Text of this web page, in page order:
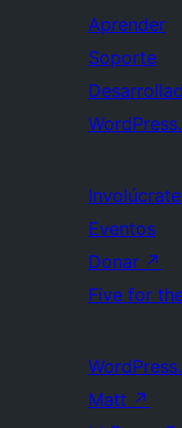
Aprender
Soporte
Involúcrate
Eventos
Donar ↗
Five for
Matt ↗